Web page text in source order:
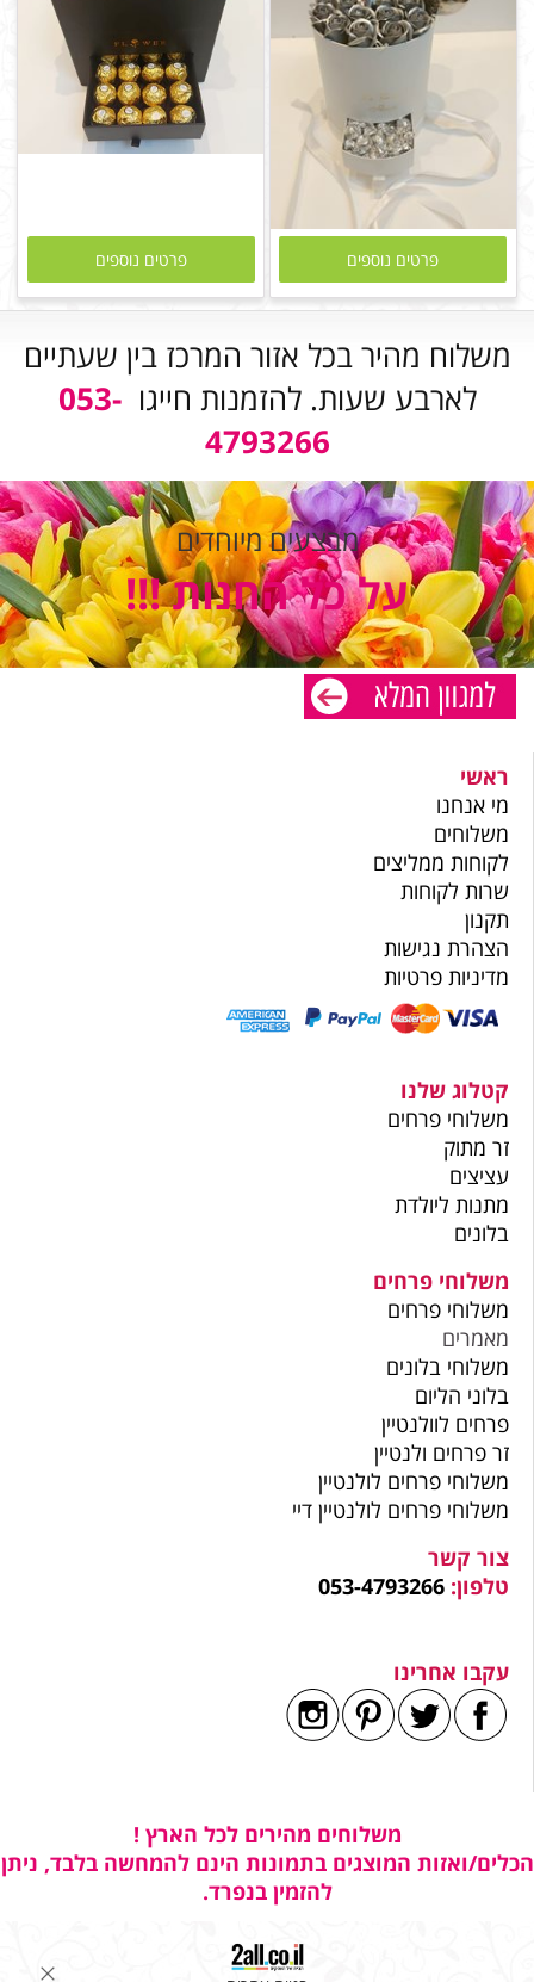
פרטים נוספים פרטים נוספים
משלוח מהיר בכל אזור המרכז בין שעתיים
לארבע שעות. להזמנות חייגו053-
4793266
מבצעים מיוחדים
על כל החנות !!!
ראשי
מי אנחנו
משלוחים
לקוחות ממליצים
שרות לקוחות
תקנון
הצהרת נגישות
מדיניות פרטיות
קטלוג שלנו
משלוחי פרחים
זר מתוק
עציצים
מתנות ליולדת
בלונים
משלוחי פרחים
משלוחי פרחים
מאמרים
משלוחי בלונים
בלוני הליום
פרחים לוולנטיין
זר פרחים ולנטיין
משלוחי פרחים לולנטיין
משלוחי פרחים לולנטיין דיי
צור קשר
טלפון: 053-4793266
עקבו אחרינו
משלוחים מהירים לכל הארץ !
הכלים/ואזות המוצגים בתמונות הינם להמחשה בלבד, ניתן
להזמין בנפרד.